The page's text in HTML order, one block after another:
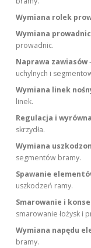
Wymiana rolek
Wymiana prowadnic
prowadnic.
Naprawa zawiasów
uchylnych i
Wymiana linek
linek.
Regulacja i
skrzydła.
Wymiana
segmentów bramy.
Spawanie
uszkodzeń ramy.
Smarowanie i
smarowanie łożysk i
Wymiana napędu
bramy.